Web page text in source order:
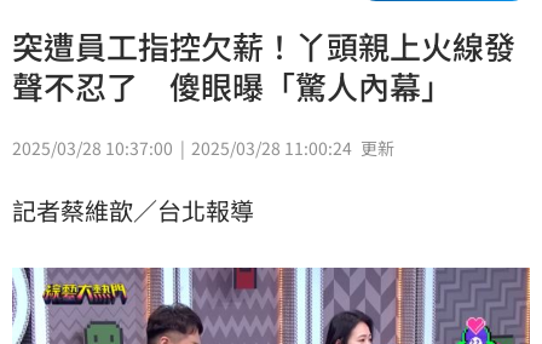
突遭員工指控欠薪！丫頭親上火線發
聲不忍了 傻眼曝「驚人內幕」
2025/03/28 10:37:00 2025/03/28 11:00:24 更新
記者蔡維歆／台北報導